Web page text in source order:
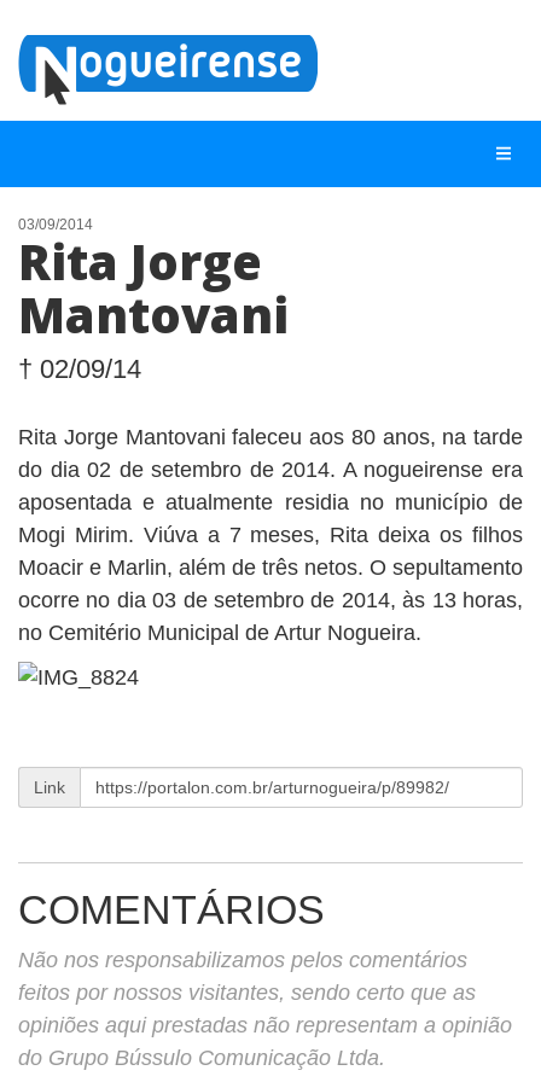
NOTÍCIAS
LISTA DIGITAL
CONTATO
ANUNCIE
BUSCAR
03/09/2014
Rita Jorge
Mantovani
† 02/09/14
Rita Jorge Mantovani faleceu aos 80 anos, na tarde
do dia 02 de setembro de 2014. A nogueirense era
aposentada e atualmente residia no município de
Mogi Mirim. Viúva a 7 meses, Rita deixa os filhos
Moacir e Marlin, além de três netos. O sepultamento
ocorre no dia 03 de setembro de 2014, às 13 horas,
no Cemitério Municipal de Artur Nogueira.
Link
COMENTÁRIOS
Não nos responsabilizamos pelos comentários
feitos por nossos visitantes, sendo certo que as
opiniões aqui prestadas não representam a opinião
do Grupo Bússulo Comunicação Ltda.